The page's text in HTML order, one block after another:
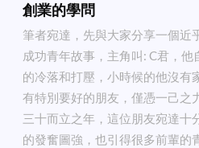
創業的學問
筆者宛達，先與大家分享一個近
成功青年故事，主角叫: C君，他
的冷落和打壓，小時候的他沒有
有特別要好的朋友，僅憑一己之
三十而立之年，這位朋友宛達十
的發奮圖強，也引得很多前輩的